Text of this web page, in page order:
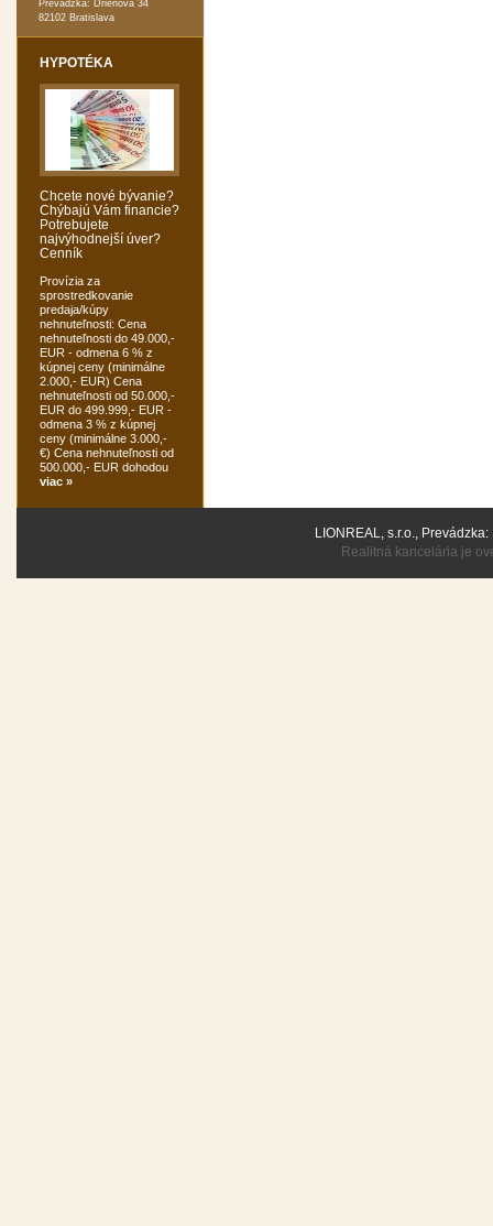
Prevádzka: Drieňová 34
82102 Bratislava
HYPOTÉKA
Chcete nové bývanie?
Chýbajú Vám financie?
Potrebujete
najvýhodnejší úver?
Cenník
Provízia za
sprostredkovanie
predaja/kúpy
nehnuteľnosti: Cena
nehnuteľnosti do 49.000,-
EUR - odmena 6 % z
kúpnej ceny (minimálne
2.000,- EUR) Cena
nehnuteľnosti od 50.000,-
EUR do 499.999,- EUR -
odmena 3 % z kúpnej
ceny (minimálne 3.000,-
€) Cena nehnuteľnosti od
500.000,- EUR dohodou
viac »
LIONREAL, s.r.o.,
Realitná kancelária je